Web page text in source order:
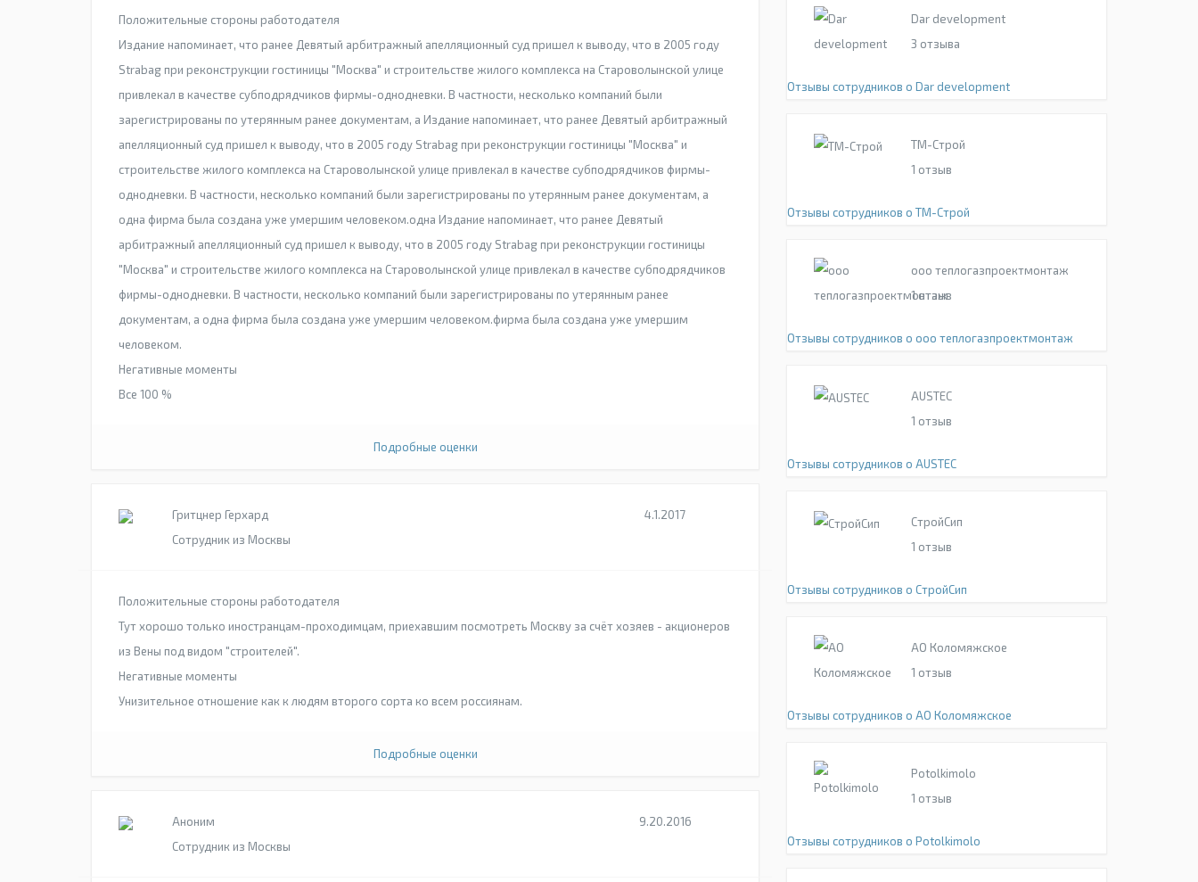
Положительные стороны работодателя
Издание напоминает, что ранее Девятый арбитражный апелляционный суд пришел к выводу, что в 2005 году
Strabag при реконструкции гостиницы "Москва" и строительстве жилого комплекса на Староволынской улице
привлекал в качестве субподрядчиков фирмы-однодневки. В частности, несколько компаний были
зарегистрированы по утерянным ранее документам, а Издание напоминает, что ранее Девятый арбитражный
апелляционный суд пришел к выводу, что в 2005 году Strabag при реконструкции гостиницы "Москва" и
строительстве жилого комплекса на Староволынской улице привлекал в качестве субподрядчиков фирмы-
однодневки. В частности, несколько компаний были зарегистрированы по утерянным ранее документам, а
одна фирма была создана уже умершим человеком.одна Издание напоминает, что ранее Девятый
арбитражный апелляционный суд пришел к выводу, что в 2005 году Strabag при реконструкции гостиницы
"Москва" и строительстве жилого комплекса на Староволынской улице привлекал в качестве субподрядчиков
фирмы-однодневки. В частности, несколько компаний были зарегистрированы по утерянным ранее
документам, а одна фирма была создана уже умершим человеком.фирма была создана уже умершим
человеком.
Негативные моменты
Все 100 %
Подробные оценки
Гритцнер Герхард
Сотрудник из Москвы
4.1.2017
Положительные стороны работодателя
Тут хорошо только иностранцам-проходимцам, приехавшим посмотреть Москву за счёт хозяев - акционеров
из Вены под видом "строителей".
Негативные моменты
Унизительное отношение как к людям второго сорта ко всем россиянам.
Подробные оценки
Аноним
Сотрудник из Москвы
9.20.2016
Dar development
3 отзыва
Отзывы сотрудников о Dar development
ТМ-Строй
1 отзыв
Отзывы сотрудников о ТМ-Строй
ооо теплогазпроектмонтаж
1отзыв
Отзывы сотрудников о ооо теплогазпроектмонтаж
AUSTEC
1 отзыв
Отзывы сотрудников о AUSTEC
СтройСип
1 отзыв
Отзывы сотрудников о СтройСип
АО Коломяжское
1 отзыв
Отзывы сотрудников о АО Коломяжское
Potolkimolo
1 отзыв
Отзывы сотрудников о Potolkimolo